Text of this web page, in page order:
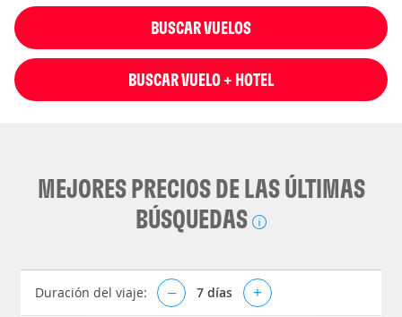
BUSCAR VUELOS
BUSCAR VUELO + HOTEL
MEJORES PRECIOS DE LAS ÚLTIMAS
BÚSQUEDAS
Duración del viaje: – 7 días +